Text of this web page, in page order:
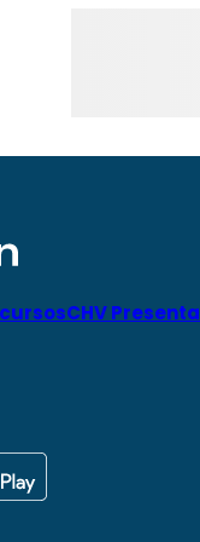
CHV Presenta